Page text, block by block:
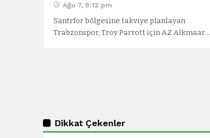
Ağu 7, 9:12 pm
Santrfor bölgesine takviye planlayan
Trabzonspor, Troy Parrott için AZ Alkmaar…
Dikkat Çekenler